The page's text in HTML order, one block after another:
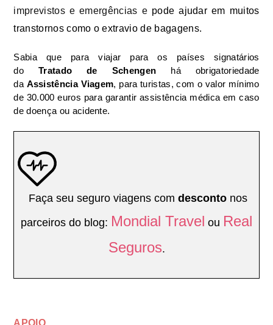
imprevistos e emergências epode ajudar em muitos
transtornos como o extravio de bagagens.
Sabia que para viajar para os países signatários
do Tratado de Schengen há obrigatoriedade
da Assistência Viagem, para turistas, com o valor mínimo
de 30.000 euros para garantir assistência médica em caso
de doença ou acidente.
Faça seu seguro viagens com desconto nos
parceiros do blog: Mondial Travel ou Real
Seguros.
APOIO